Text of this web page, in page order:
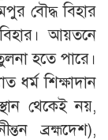
বৌদ্ধ বিহার
বিহার। আয়তনে
হতে পারে।
ধর্ম শিক্ষাদান
থেকেই নয়,
ব্রহ্মদেশ),